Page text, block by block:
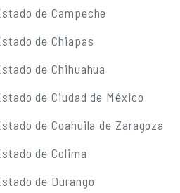
de Campeche
de Chiapas
de Chihuahua
de Ciudad de México
de Coahuila de Zaragoza
de Colima
de Durango